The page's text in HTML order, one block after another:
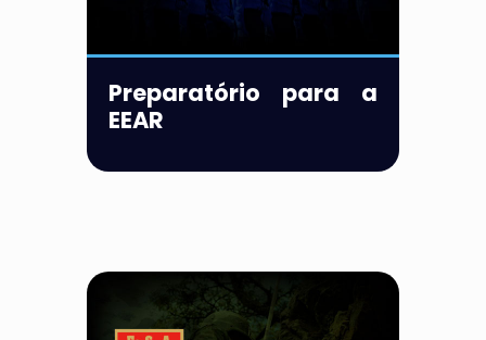
Preparatório para a
EEAR